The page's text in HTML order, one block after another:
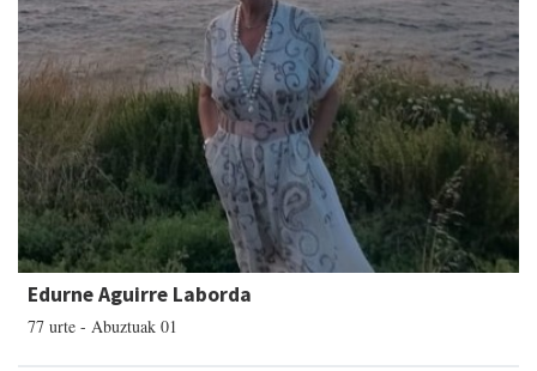
Edurne Aguirre Laborda
77 urte - Abuztuak 01